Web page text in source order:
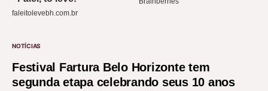
NOTÍCIAS
Festival Fartura Belo Horizonte tem
segunda etapa celebrando seus 10 anos